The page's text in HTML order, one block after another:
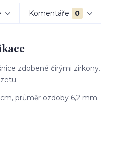
Komentáře 0
zdobené čirými zirkony.
průměr ozdoby 6,2 mm.